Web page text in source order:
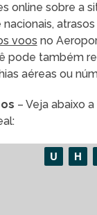
online sobre a
atrasos
voos no
pode também
aéreas ou
– Veja abaixo